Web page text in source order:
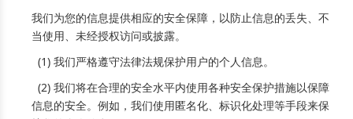
我们为您的信息提供相应的安全保障，以防止信息的丢失、不
当使用、未经授权访问或披露。
(1) 我们严格遵守法律法规保护用户的个人信息。
(2) 我们将在合理的安全水平内使用各种安全保护措施以保障
信息的安全。例如，我们使用匿名化、标识化处理等手段来保